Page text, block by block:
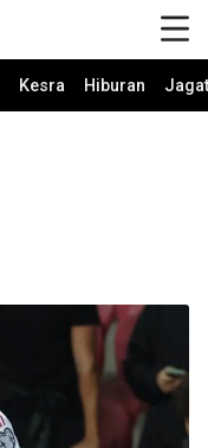
Kesra Hiburan Jagat